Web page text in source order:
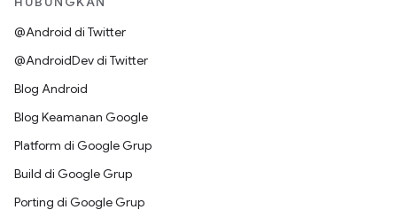
@Android di Twitter
@AndroidDev di Twitter
Blog Android
Blog Keamanan Google
Platform di Google Grup
Build di Google Grup
Porting di Google Grup